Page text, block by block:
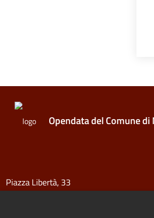
Opendata del Comune
Piazza Libertà, 33